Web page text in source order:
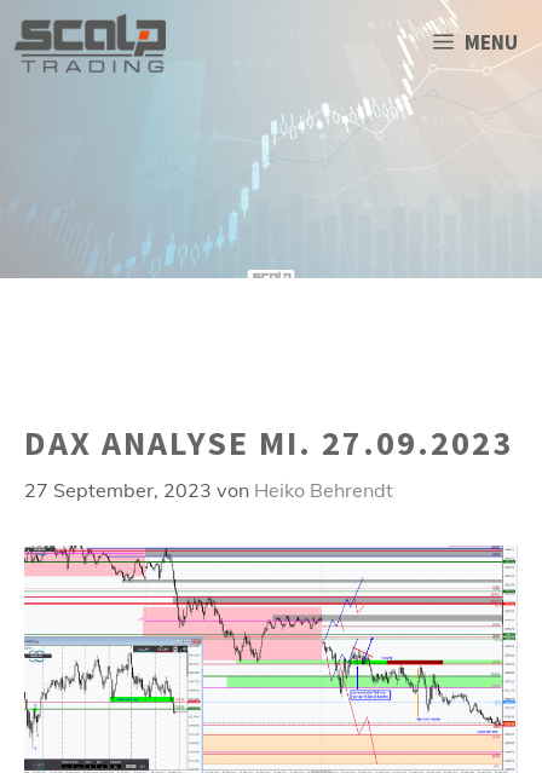
Inhalt
springen
MENU
DAX ANALYSE MI. 27.09.2023
27 September, 2023 von Heiko Behrendt